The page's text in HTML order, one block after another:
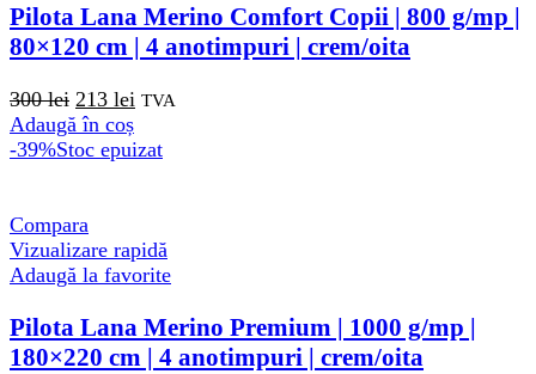
Pilota Lana Merino Comfort Copii | 800 g/mp |
80×120 cm | 4 anotimpuri | crem/oita
300lei Prețul
inițial
a
213 lei Prețul
este:
TVA
Adaugă în coș
-39%Stoc epuizat
Compara
Vizualizare rapidă
Adaugă la favorite
Pilota Lana Merino Premium | 1000 g/mp |
180×220 cm | 4 anotimpuri | crem/oita